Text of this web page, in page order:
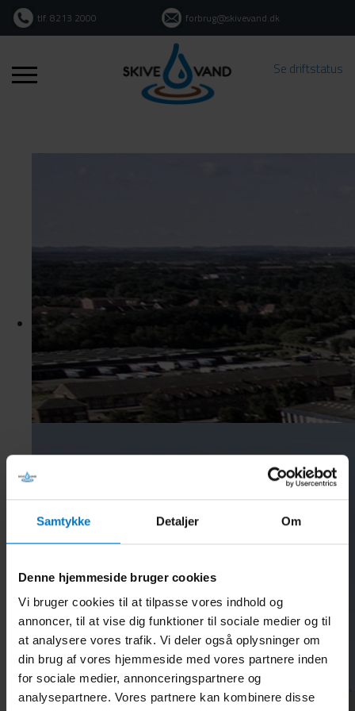
Samtykke Detaljer Om
Denne hjemmeside bruger cookies
Vi bruger cookies til at tilpasse vores indhold og
annoncer, til at vise dig funktioner til sociale medier og til
at analysere vores trafik. Vi deler også oplysninger om
din brug af vores hjemmeside med vores partnere inden
for sociale medier, annonceringspartnere og
analysepartnere. Vores partnere kan kombinere disse
tlf. 8213 2000 forbrug@skivevand.dk
Se driftstatus
Hårdhed for drikkevand
Når du skal installere ny vaskemaskine eller opvaskemaskine, er
det vigtigt, at du kender vandets hårdhed.
hårdhedsgraden opført i nedenstående tabel.
Det er den såkaldte ”tyske hårdhedsgrad” (
tabellen.
Vandværk
Hårdhedsgrad
Skive vandværk
9
Ørslevkloster vandværk
14
Lem vandværk
12